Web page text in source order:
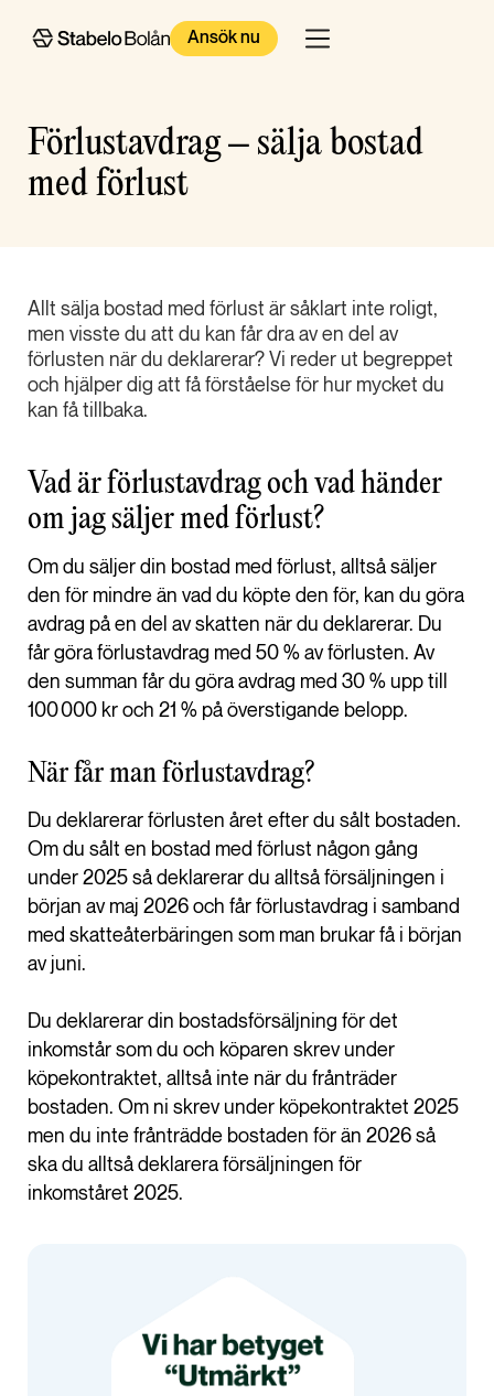
Ansök nu
Förlustavdrag – sälja bostad
med förlust
Allt sälja bostad med förlust är såklart inte roligt,
men visste du att du kan får dra av en del av
förlusten när du deklarerar? Vi reder ut begreppet
och hjälper dig att få förståelse för hur mycket du
kan få tillbaka.
Vad är förlustavdrag och vad händer
om jag säljer med förlust?
Om du säljer din bostad med förlust, alltså säljer
den för mindre än vad du köpte den för, kan du göra
avdrag på en del av skatten när du deklarerar. Du
får göra förlustavdrag med 50 % av förlusten. Av
den summan får du göra avdrag med 30 % upp till
100 000 kr och 21 % på överstigande belopp.
När får man förlustavdrag?
Du deklarerar förlusten året efter du sålt bostaden.
Om du sålt en bostad med förlust någon gång
under 2025 så deklarerar du alltså försäljningen i
början av maj 2026 och får förlustavdrag i samband
med skatteåterbäringen som man brukar få i början
av juni.
Du deklarerar din bostadsförsäljning för det
inkomstår som du och köparen skrev under
köpekontraktet, alltså inte när du frånträder
bostaden. Om ni skrev under köpekontraktet 2025
men du inte frånträdde bostaden för än 2026 så
ska du alltså deklarera försäljningen för
inkomståret 2025.